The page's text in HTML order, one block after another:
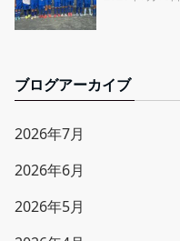
ブログアーカイブ
2026年7月
2026年6月
2026年5月